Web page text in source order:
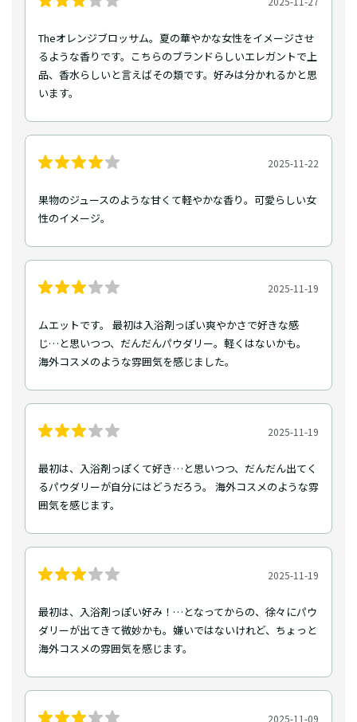
Theオレンジブロッサム。夏の華やかな女性をイメージさせ
るような香りです。こちらのブランドらしいエレガントで上
品、香水らしいと言えばその類です。好みは分かれるかと思
います。
2025-11-22
果物のジュースのような甘くて軽やかな香り。可愛らしい女
性のイメージ。
2025-11-19
ムエットです。 最初は入浴剤っぽい爽やかさで好きな感
じ…と思いつつ、だんだんパウダリー。軽くはないかも。
海外コスメのような雰囲気を感じました。
2025-11-19
最初は、入浴剤っぽくて好き…と思いつつ、だんだん出てく
るパウダリーが自分にはどうだろう。 海外コスメのような雰
囲気を感じます。
2025-11-19
最初は、入浴剤っぽい好み！…となってからの、徐々にパウ
ダリーが出てきて微妙かも。嫌いではないけれど、ちょっと
海外コスメの雰囲気を感じます。
2025-11-09